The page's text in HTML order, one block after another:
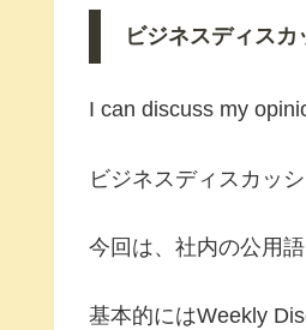
ビジネスディス
I can discuss my
ビジネスディスカッ
今回は、社内の公用
基本的にはWeekly